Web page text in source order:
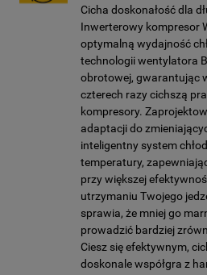
Cicha doskonałość dla
Inwerterowy kompresor
optymalną wydajność
technologii wentylatora
obrotowej, gwarantując
czterech razy cichszą
kompresory.
adaptacji do
inteligentny system
temperatury,
przy większej
utrzymaniu Twojego
sprawia, że mniej go
prowadzić bardziej
Ciesz się efektywnym,
doskonale współgra z